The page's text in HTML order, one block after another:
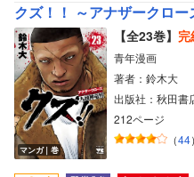
クズ！！ ～アナザークロー
マンガ｜巻
【全23巻】 完
青年漫画
著者：鈴木大
出版社：秋田書
212ページ
（44）